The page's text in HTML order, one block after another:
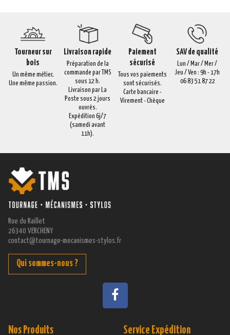
Tourneur sur
bois
Un même métier,
Une même passion.
Livraison rapide
Préparation de la
commande par TMS
sous 12 h.
Livraison par La
Poste sous 2 jours
ouvrés.
Expédition 6j/7
(samedi avant
11h).
Paiement
sécurisé
Tous vos paiements
sont sécurisés.
Carte bancaire -
Virement - Chèque
SAV de qualité
Lun / Mar / Mer /
Jeu / Ven : 9h - 17h
06 83 51 87 22
Rue du Raillet
26340 VERCHENY
contact@tournage-mecanismes-stylos.fr
Qui sommes-nous ?
Service Expédition
Nos Produits